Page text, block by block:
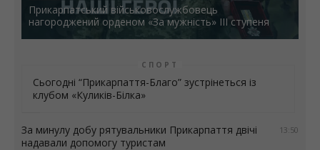
Прикарпатський військовослужбовець
нагороджений орденом «За мужність» ІІІ ступеня
СПОРТ
Сьогодні “Прикарпаття-Благо” зустрінеться із
клубом «Куликів-Білка»
13:50
За минулу добу рятувальники Прикарпаття двічі
надавали допомогу туристам